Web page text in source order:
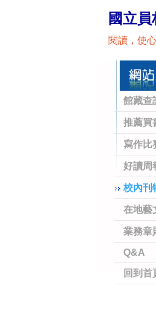
國立
閱讀，使
館藏查
推薦買
寫作比
好讀周
校內刊
在地藝
業務章
Q&A
回到首